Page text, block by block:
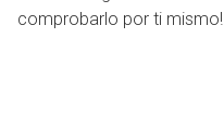
comprobarlo por ti mismo!